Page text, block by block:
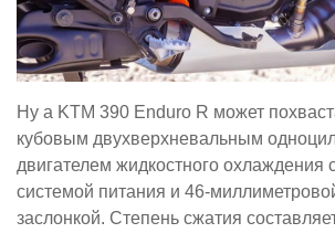
Ну а KTM 390 Enduro R может
кубовым двухверхневальным
двигателем жидкостного охлаждения
системой питания и 46-
заслонкой. Степень сжатия